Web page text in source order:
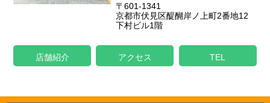
〒601-1341
京都市伏見区醍醐岸ノ上町2番地12
下村ビル1階
店舗紹介 アクセス TEL